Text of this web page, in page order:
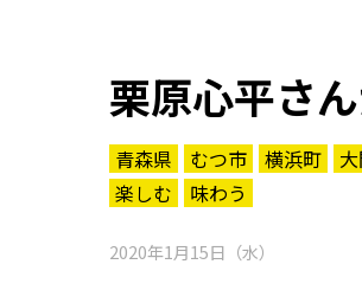
栗原心平さ
青森県 むつ市 横浜町
楽しむ
味わう
2020年1月15日（水）